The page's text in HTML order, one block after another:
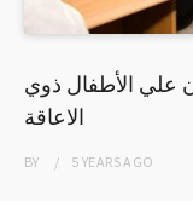
علي الأطفال ذوي
الاعاقة
BY 5 YEARSAGO